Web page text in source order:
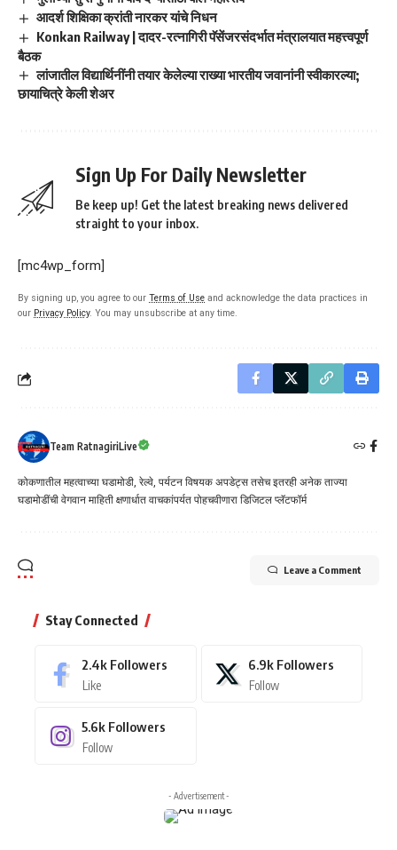
आदर्श शिक्षिका क्रांती नारकर यांचे निधन
Konkan Railway | दादर-रत्नागिरी पॅसेंजरसंदर्भात मंत्रालयात महत्त्वपूर्ण
बैठक
लांजातील विद्यार्थिनींनी तयार केलेल्या राख्या भारतीय जवानांनी स्वीकारल्या;
छायाचित्रे केली शेअर
Sign Up For Daily Newsletter
Be keep up! Get the latest breaking news delivered
straight to your inbox.
[mc4wp_form]
By signing up, you agree to our Terms of Use and acknowledge the data practices in
our Privacy Policy. You may unsubscribe at any time.
Team RatnagiriLive
कोकणातील महत्वाच्या घडामोडी, रेल्वे, पर्यटन विषयक अपडेट्स तसेच इतरही अनेक ताज्या
घडामोडींची वेगवान माहिती क्षणार्धात वाचकांपर्यत पोहचवीणारा डिजिटल प्लॅटफॉर्म
Leave a Comment
Stay Connected
2.4k Followers
Like
6.9k Followers
Follow
5.6k Followers
Follow
- Advertisement -